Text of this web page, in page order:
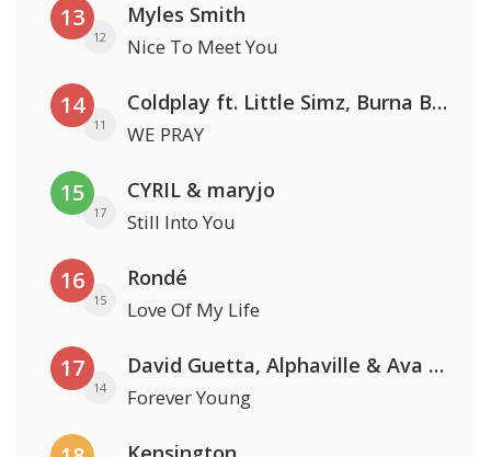
13
12
Myles Smith
Nice To Meet You
14
11
Coldplay ft. Little Simz, Burna Boy, Elyanna & Tini
WE PRAY
15
17
CYRIL & maryjo
Still Into You
16
15
Rondé
Love Of My Life
17
14
David Guetta, Alphaville & Ava Max
Forever Young